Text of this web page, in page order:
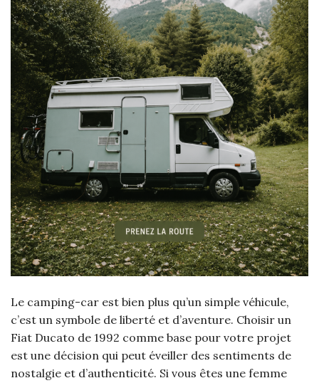
Le camping-car est bien plus qu’un simple véhicule,
c’est un symbole de liberté et d’aventure. Choisir un
Fiat Ducato de 1992 comme base pour votre projet
est une décision qui peut éveiller des sentiments de
nostalgie et d’authenticité. Si vous êtes une femme